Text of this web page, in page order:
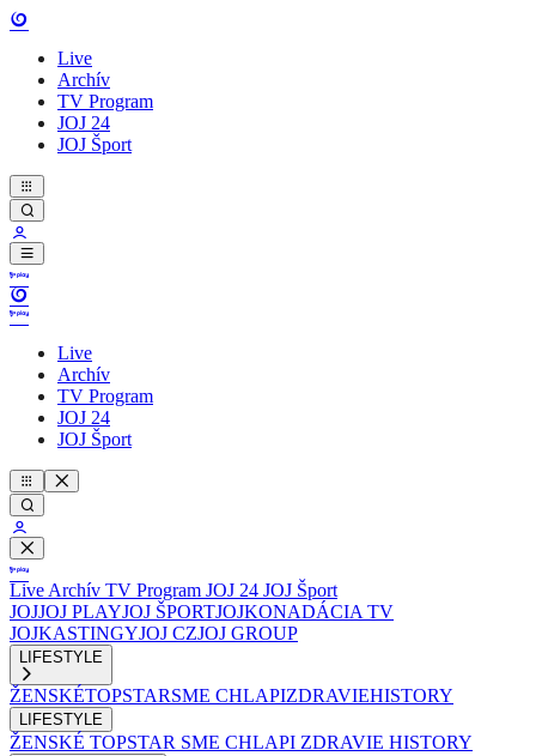
Live
Archív
TV Program
JOJ 24
JOJ Šport
Live
Archív
TV Program
JOJ 24
JOJ Šport
Live Archív TV Program JOJ 24 JOJ Šport
JOJJOJ PLAYJOJ ŠPORTJOJKONADÁCIA TV
JOJKASTINGYJOJ CZJOJ GROUP
LIFESTYLE
ŽENSKÉTOPSTARSME CHLAPIZDRAVIEHISTORY
LIFESTYLE
ŽENSKÉ TOPSTAR SME CHLAPI ZDRAVIE HISTORY